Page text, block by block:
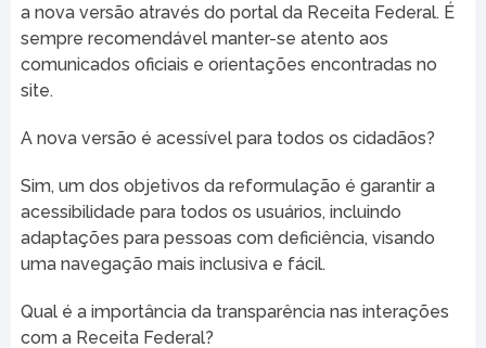
a nova versão através do portal da Receita Federal. É
sempre recomendável manter-se atento aos
comunicados oficiais e orientações encontradas no
site.
A nova versão é acessível para todos os cidadãos?
Sim, um dos objetivos da reformulação é garantir a
acessibilidade para todos os usuários, incluindo
adaptações para pessoas com deficiência, visando
uma navegação mais inclusiva e fácil.
Qual é a importância da transparência nas interações
com a Receita Federal?